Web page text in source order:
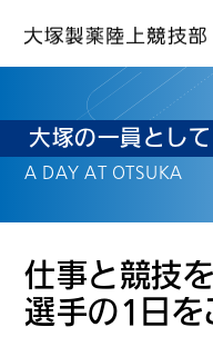
大塚の一員とし
A DAY AT OTSUKA
仕事と競技
選手の1日を